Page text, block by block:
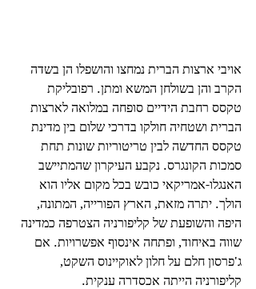
אויבי ארצות הברית נמחצו והושפלו הן בשדה
הקרב והן בשולחן המשא ומתן. רפובליקת
טקסס רחבת הידיים סופחה במלואה לארצות
הברית ושטחיה חולקו בדרכי שלום בין מדינת
טקסס החדשה לבין טריטוריות שונות תחת
סמכות הקונגרס. נקבע העיקרון שהמתיישב
האנגלו-אמריקאי כובש בכל מקום אליו הוא
הולך. יתרה מזאת, הארץ הפורייה, המתונה,
היפה והשופעת של קליפורניה הצטרפה כמדינה
שווה באיחוד, ופתחה אינסוף אפשרויות. אם
ג'פרסון חלם על חלון לאוקיינוס ​​השקט,
קליפורניה הייתה אכסדרה ענקית.